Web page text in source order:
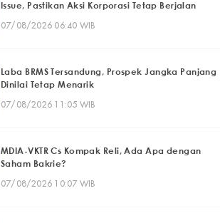
Issue, Pastikan Aksi Korporasi Tetap Berjalan
07/08/2026 06:40 WIB
Laba BRMS Tersandung, Prospek Jangka Panjang
Dinilai Tetap Menarik
07/08/2026 11:05 WIB
MDIA-VKTR Cs Kompak Reli, Ada Apa dengan
Saham Bakrie?
07/08/2026 10:07 WIB